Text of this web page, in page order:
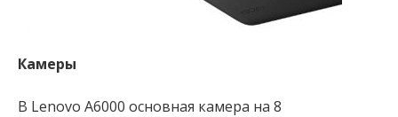
Камеры
В Lenovo A6000 основная камера на 8